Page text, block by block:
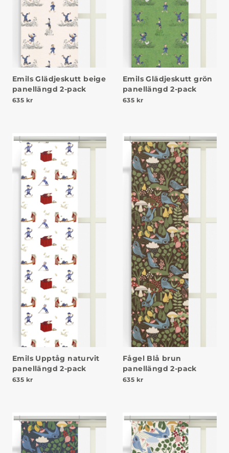
Emils Glädjeskutt beige
panellängd 2-pack
635 kr
Emils Glädjeskutt grön
panellängd 2-pack
635 kr
Emils Upptåg naturvit
panellängd 2-pack
635 kr
Fågel Blå brun
panellängd 2-pack
635 kr